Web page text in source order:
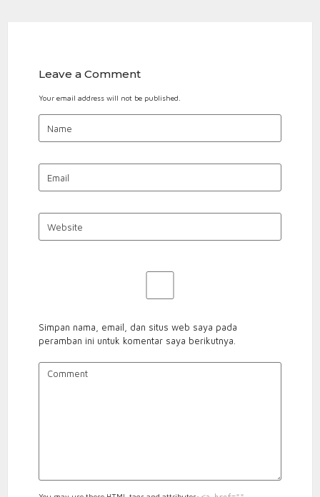
Leave a Comment
Your email address will not be published.
Simpan nama, email, dan situs web saya pada
peramban ini untuk komentar saya berikutnya.